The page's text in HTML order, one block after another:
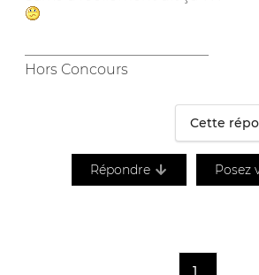
Hors Concours
Cette
Répondre Posez
1